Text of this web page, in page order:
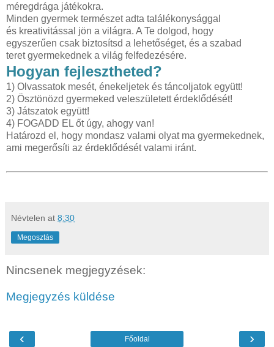
méregdrága játékokra.
Minden gyermek természet adta találékonysággal
és kreativitással jön a világra. A Te dolgod, hogy
egyszerűen csak biztosítsd a lehetőséget, és a szabad
teret gyermekednek a világ felfedezésére.
Hogyan fejlesztheted?
1) Olvassatok mesét, énekeljetek és táncoljatok együtt!
2) Ösztönözd gyermeked veleszületett érdeklődését!
3) Játszatok együtt!
4) FOGADD EL őt úgy, ahogy van!
Határozd el, hogy mondasz valami olyat ma gyermekednek,
ami megerősíti az érdeklődését valami iránt.
Névtelen at 8:30
Megosztás
Nincsenek megjegyzések:
Megjegyzés küldése
‹ ›
Főoldal